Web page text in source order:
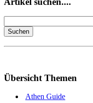
Übersicht Themen
Athen Guide